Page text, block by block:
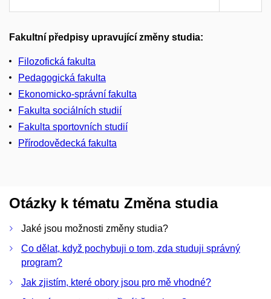
Fakultní předpisy upravující změny studia:
Filozofická fakulta
Pedagogická fakulta
Ekonomicko-správní fakulta
Fakulta sociálních studií
Fakulta sportovních studií
Přírodovědecká fakulta
Otázky k tématu Změna studia
Jaké jsou možnosti změny studia?
Co dělat, když pochybuji o tom, zda studuji správný
program?
Jak zjistím, které obory jsou pro mě vhodné?